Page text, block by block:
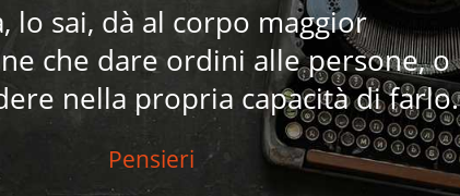
lo sai, dà al corpo maggior
che dare ordini alle persone, o
nella propria capacità di farlo.
Pensieri